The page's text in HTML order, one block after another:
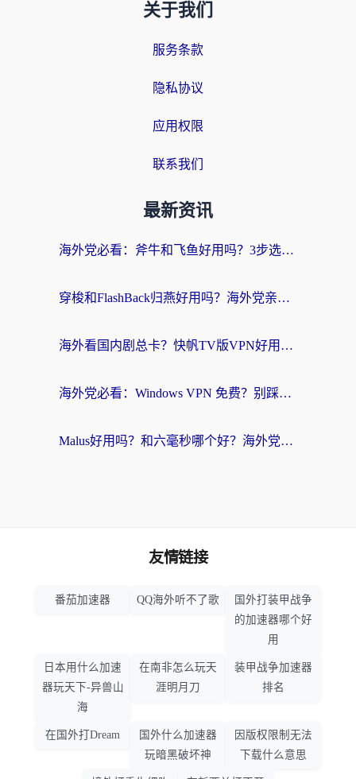
关于我们
服务条款
隐私协议
应用权限
联系我们
最新资讯
海外党必看：斧牛和飞鱼好用吗？3步选对回国加速器，无缝刷剧玩国服
穿梭和FlashBack归燕好用吗？海外党亲测3款热门回国加速器，教你选对不踩坑
海外看国内剧总卡？快帆TV版VPN好用吗？和快滚VPN对比哪个回国效果更好？
海外党必看：Windows VPN 免费？别踩坑！教你选对好用的国内加速器无缝回国
Malus好用吗？和六毫秒哪个好？海外党选回国加速器的避坑指南
友情链接
番茄加速器 QQ海外听不了歌
国外打装甲战争
的加速器哪个好
用
日本用什么加速
器玩天下-异兽山
海
在南非怎么玩天
涯明月刀
装甲战争加速器
排名
在国外打Dream
国外什么加速器
玩暗黑破坏神
因版权限制无法
下载什么意思